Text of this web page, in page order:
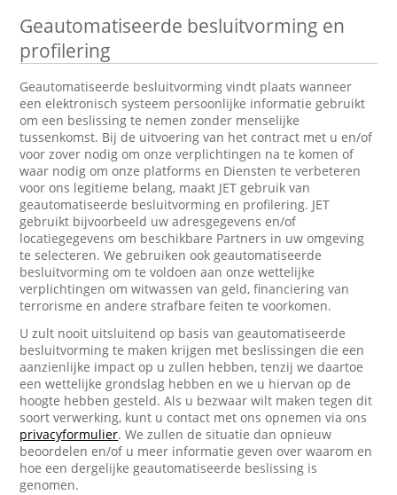
Geautomatiseerde besluitvorming en
profilering
Geautomatiseerde besluitvorming vindt plaats wanneer
een elektronisch systeem persoonlijke informatie gebruikt
om een beslissing te nemen zonder menselijke
tussenkomst. Bij de uitvoering van het contract met u en/of
voor zover nodig om onze verplichtingen na te komen of
waar nodig om onze platforms en Diensten te verbeteren
voor ons legitieme belang, maakt JET gebruik van
geautomatiseerde besluitvorming en profilering. JET
gebruikt bijvoorbeeld uw adresgegevens en/of
locatiegegevens om beschikbare Partners in uw omgeving
te selecteren. We gebruiken ook geautomatiseerde
besluitvorming om te voldoen aan onze wettelijke
verplichtingen om witwassen van geld, financiering van
terrorisme en andere strafbare feiten te voorkomen.
U zult nooit uitsluitend op basis van geautomatiseerde
besluitvorming te maken krijgen met beslissingen die een
aanzienlijke impact op u zullen hebben, tenzij we daartoe
een wettelijke grondslag hebben en we u hiervan op de
hoogte hebben gesteld. Als u bezwaar wilt maken tegen dit
soort verwerking, kunt u contact met ons opnemen via ons
privacyformulier. We zullen de situatie dan opnieuw
beoordelen en/of u meer informatie geven over waarom en
hoe een dergelijke geautomatiseerde beslissing is
genomen.